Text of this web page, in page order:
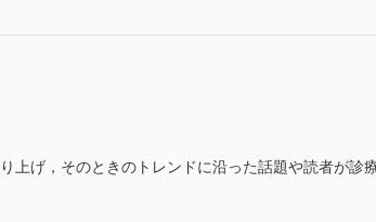
上げ，そのときのトレンドに沿った話題や読者が診